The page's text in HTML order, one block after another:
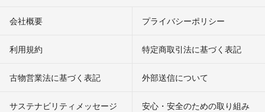
会社概要 プライバシーポリシー
利用規約 特定商取引法に基づく表記
古物営業法に基づく表記 外部送信について
サステナビリティメッセージ 安心・安全のための取り組み